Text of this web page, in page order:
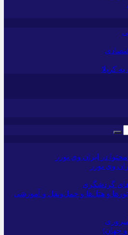
کربلا
در ایران وی تورز
وی تورز
گردشگری
و هتل‌ها و حمل‌و‌نقل و آموزشی
و جهان)